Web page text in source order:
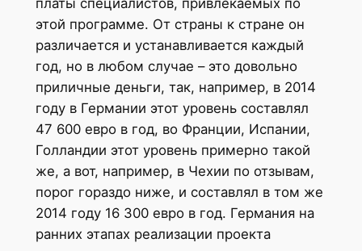
этой программе. От страны к стране он
различается и устанавливается каждый
год, но в любом случае – это довольно
приличные деньги, так, например, в 2014
году в Германии этот уровень составлял
47 600 евро в год, во Франции, Испании,
Голландии этот уровень примерно такой
же, а вот, например, в Чехии по отзывам,
порог гораздо ниже, и составлял в том же
2014 году 16 300 евро в год. Германия на
ранних этапах реализации проекта